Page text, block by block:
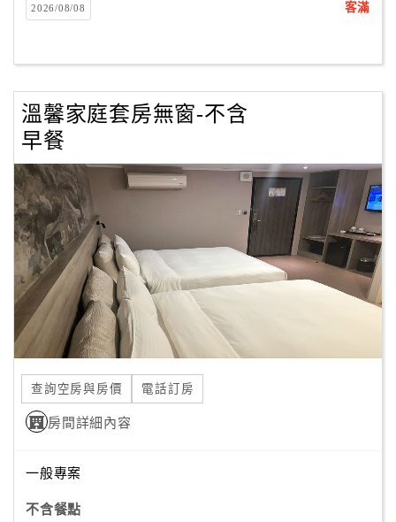
2026/08/08 客滿
溫馨家庭套房無窗-不含
早餐
查詢空房與房價 電話訂房
房間詳細內容
一般專案
不含餐點